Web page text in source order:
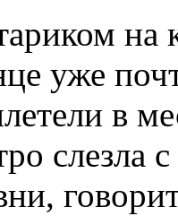
на
уже
в
слезла